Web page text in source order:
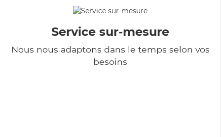
Service sur-mesure
Nous nous adaptons dans le temps selon vos
besoins